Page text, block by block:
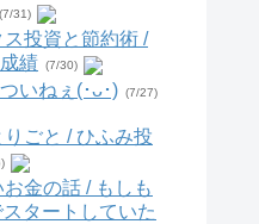
(7/31)
投資と節約術 /
績 (7/30)
いねぇ(･ᴗ･) (7/27)
ごと / ひふみ投
金の話 / もしも
タートしていた